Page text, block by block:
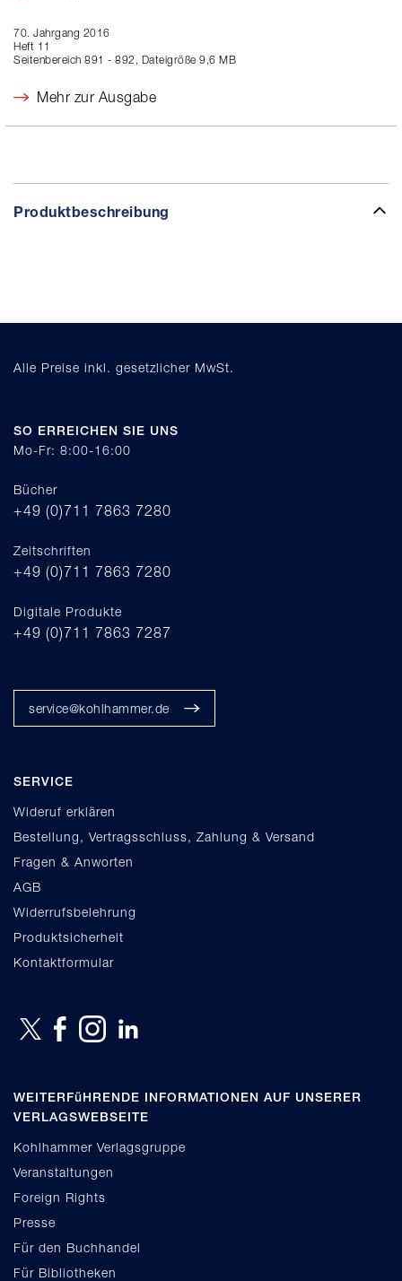
70. Jahrgang 2016
Heft 11
Seitenbereich 891 - 892, Dateigröße 9,6 MB
Mehr zur Ausgabe
Produktbeschreibung
Alle Preise inkl. gesetzlicher MwSt.
SO ERREICHEN SIE UNS
Mo-Fr: 8:00-16:00
Bücher
+49 (0)711 7863 7280
Zeitschriften
+49 (0)711 7863 7280
Digitale Produkte
+49 (0)711 7863 7287
service@kohlhammer.de
SERVICE
Wideruf erklären
Bestellung, Vertragsschluss, Zahlung & Versand
Fragen & Anworten
AGB
Widerrufsbelehrung
Produktsicherheit
Kontaktformular
WEITERFüHRENDE INFORMATIONEN AUF UNSERER
VERLAGSWEBSEITE
Kohlhammer Verlagsgruppe
Veranstaltungen
Foreign Rights
Presse
Für den Buchhandel
Für Bibliotheken